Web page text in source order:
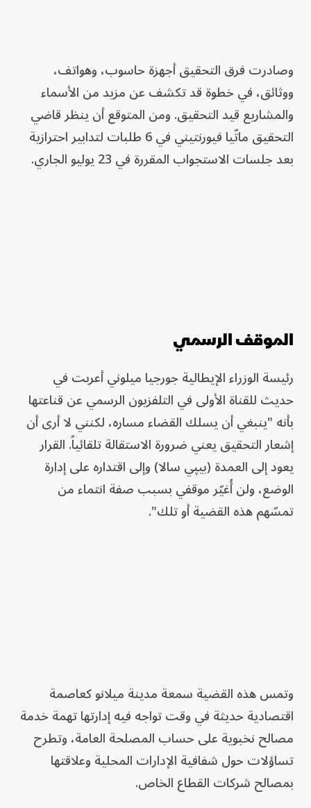
وصادرت فرق التحقيق أجهزة حاسوب، وهواتف،
ووثائق، في خطوة قد تكشف عن مزيد من الأسماء
والمشاريع قيد التحقيق. ومن المتوقع أن ينظر قاضي
التحقيق ماتّيا فيورنتيني في 6 طلبات لتدابير احترازية
بعد جلسات الاستجواب المقررة في 23 يوليو الجاري.
الموقف الرسمي
رئيسة الوزراء الإيطالية جورجيا ميلوني أعربت في
حديث للقناة الأولى في التلفزيون الرسمي عن قناعتها
بأنه "ينبغي أن يسلك القضاء مساره، لكنني لا أرى أن
إشعار التحقيق يعني ضرورة الاستقالة تلقائياً. القرار
يعود إلى العمدة (بيپي سالا) وإلى اقتداره على إدارة
الوضع، ولن أُغيّر موقفي بسبب صفة انتماء من
تمسّهم هذه القضية أو تلك".
وتمس هذه القضية سمعة مدينة ميلانو كعاصمة
اقتصادية حديثة في وقت تواجه فيه إدارتها تهمة خدمة
مصالح نخبوية على حساب المصلحة العامة، وتطرح
تساؤلات حول شفافية الإدارات المحلية وعلاقتها
بمصالح شركات القطاع الخاص.